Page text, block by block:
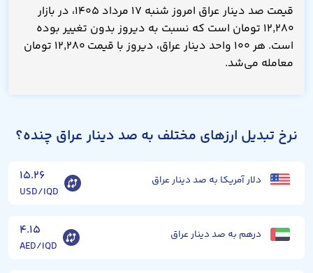
قیمت صد دینار عراق امروز شنبه ۱۷ مرداد ۱۴۰۵، در بازار
۱۲,۲۸۰ تومان است که نسبت به دیروز بدون تغییر بوده
است. هر ۱۰۰ واحد دینار عراق، دیروز با قیمت ۱۲,۲۸۰ تومان
معامله می‌شد.
نرخ تبدیل ارزهای مختلف به صد دینار عراق چنده؟
دلار آمریکا به صد دینار عراق ۱۵.۲۶
USD/IQD
درهم به صد دینار عراق ۴.۱۵
AED/IQD